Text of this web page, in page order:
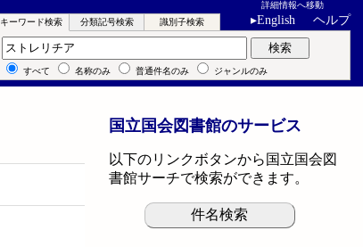
詳細情報へ移動
▸English ヘルプ
キーワード検索 分類記号検索 識別子検索
キーワード検索 検索
すべて 名称のみ 普通件名のみ ジャンルのみ
国立国会図書館のサービス
以下のリンクボタンから国立国会図
書館サーチで検索ができます。
件名検索